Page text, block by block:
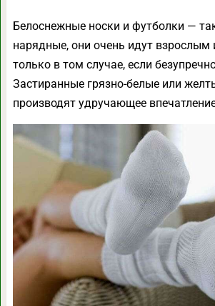
Белоснежные носки и футболки —
нарядные, они очень идут взрослым
только в том случае, если
Застиранные грязно-белые или
производят удручающее